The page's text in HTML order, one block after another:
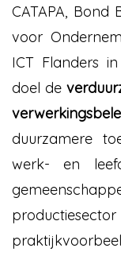
CATAPA, Bond
voor
ICT Flanders
doel de
duurzamere
werk- en